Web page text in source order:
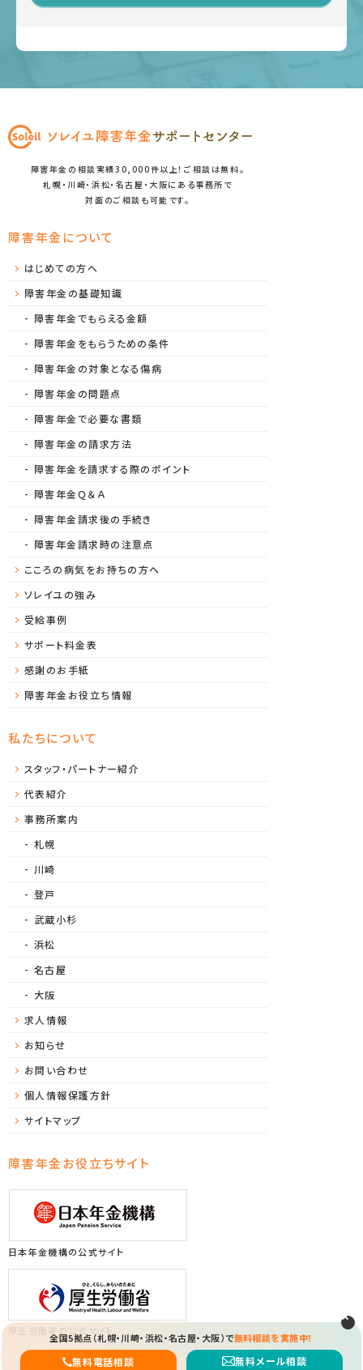
障害年金の相談実績30,000件以上！ご相談は無料。
札幌・川崎・浜松・名古屋・大阪にある事務所で
対面のご相談も可能です。
障害年金について
はじめての方へ
障害年金の基礎知識
障害年金でもらえる金額
障害年金をもらうための条件
障害年金の対象となる傷病
障害年金の問題点
障害年金で必要な書類
障害年金の請求方法
障害年金を請求する際のポイント
障害年金Ｑ＆Ａ
障害年金請求後の手続き
障害年金請求時の注意点
こころの病気をお持ちの方へ
ソレイユの強み
受給事例
サポート料金表
感謝のお手紙
障害年金お役立ち情報
私たちについて
スタッフ・パートナー紹介
代表紹介
事務所案内
札幌
川崎
登戸
武蔵小杉
浜松
名古屋
大阪
求人情報
お知らせ
お問い合わせ
個人情報保護方針
サイトマップ
障害年金お役立ちサイト
日本年金機構の公式サイト
Copyright (C) 2026 ソレイユ障害年金サポートセンター All Rights Reserved.
全国5拠点（札幌・川崎・浜松・名古屋・大阪）で無料相談を実施中！
無料電話相談
無料メール相談